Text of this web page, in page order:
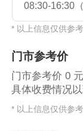
08:30-16:30
* 以上信息仅供参
门市参考价
门市参考价 0 元
具体收费情况
* 以上信息仅供参